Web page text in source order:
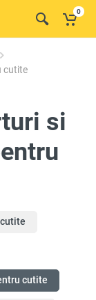
0
cutite
si
cutite